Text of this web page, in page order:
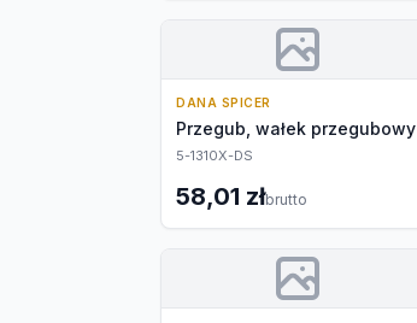
DANA SPICER
Przegub, wałek przegubowy
5-1310X-DS
58,01 złbrutto